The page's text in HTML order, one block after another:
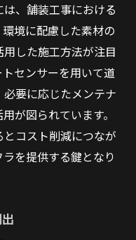
、舗装工事における
境に配慮した素材の
した施工方法が注目
センサーを用いて道
要に応じたメンテナ
が図られています。
コスト削減につなが
を提供する鍵となり